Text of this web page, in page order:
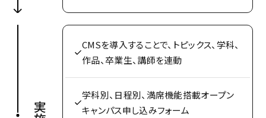
実施
CMSを導入することで、トピックス、学科、
作品、卒業生、講師を連動
学科別、日程別、満席機能搭載オープン
キャンパス申し込みフォーム